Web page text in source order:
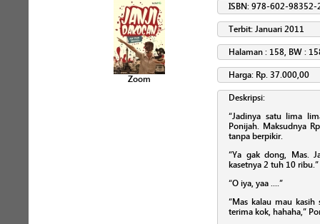
Zoom
ISBN: 978-602-98352-
Terbit: Januari 2011
Halaman : 158, BW :
Harga: Rp. 37.000,00
Deskripsi:
“Jadinya satu lima
Ponijah. Maksudnya
tanpa berpikir.
“Ya gak dong, Mas.
kasetnya 2 tuh 10 ribu.”
“O iya, yaa ....”
“Mas kalau mau kasih
terima kok, hahaha,”